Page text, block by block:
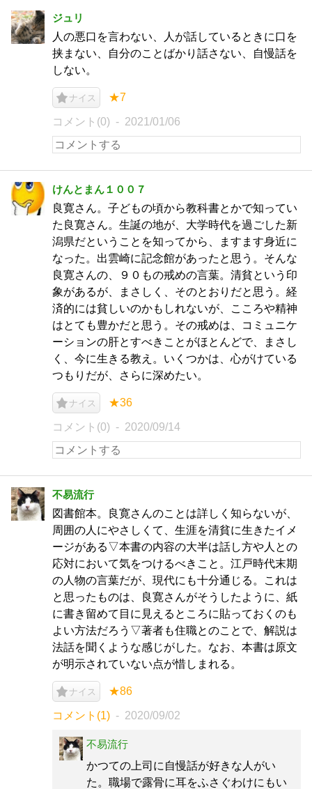
ジュリ
人の悪口を言わない、人が話しているときに口を
挟まない、自分のことばかり話さない、自慢話を
しない。
ナイス ★7
コメント(0) 2021/01/06
けんとまん１００７
良寛さん。子どもの頃から教科書とかで知ってい
た良寛さん。生誕の地が、大学時代を過ごした新
潟県だということを知ってから、ますます身近に
なった。出雲崎に記念館があったと思う。そんな
良寛さんの、９０もの戒めの言葉。清貧という印
象があるが、まさしく、そのとおりだと思う。経
済的には貧しいのかもしれないが、こころや精神
はとても豊かだと思う。その戒めは、コミュニケ
ーションの肝とすべきことがほとんどで、まさし
く、今に生きる教え。いくつかは、心がけている
つもりだが、さらに深めたい。
ナイス ★36
コメント(0) 2020/09/14
不易流行
図書館本。良寛さんのことは詳しく知らないが、
周囲の人にやさしくて、生涯を清貧に生きたイメ
ージがある▽本書の内容の大半は話し方や人との
応対において気をつけるべきこと。江戸時代末期
の人物の言葉だが、現代にも十分通じる。これは
と思ったものは、良寛さんがそうしたように、紙
に書き留めて目に見えるところに貼っておくのも
よい方法だろう▽著者も住職とのことで、解説は
法話を聞くような感じがした。なお、本書は原文
が明示されていない点が惜しまれる。
ナイス ★86
コメント(1) 2020/09/02
不易流行
かつての上司に自慢話が好きな人がい
た。職場で露骨に耳をふさぐわけにもい